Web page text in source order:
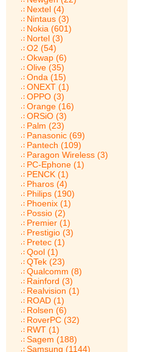
Nextel (4)
Nintaus (3)
Nokia (601)
Nortel (3)
O2 (54)
Okwap (6)
Olive (35)
Onda (15)
ONEXT (1)
OPPO (3)
Orange (16)
ORSiO (3)
Palm (23)
Panasonic (69)
Pantech (109)
Paragon Wireless (3)
PC-Ephone (1)
PENCK (1)
Pharos (4)
Philips (190)
Phoenix (1)
Possio (2)
Premier (1)
Prestigio (3)
Pretec (1)
Qool (1)
QTek (23)
Qualcomm (8)
Rainford (3)
Realvision (1)
ROAD (1)
Rolsen (6)
RoverPC (32)
RWT (1)
Sagem (188)
Samsung (1144)